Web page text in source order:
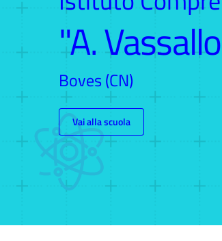
"A.
Boves (CN)
Vai alla scuola